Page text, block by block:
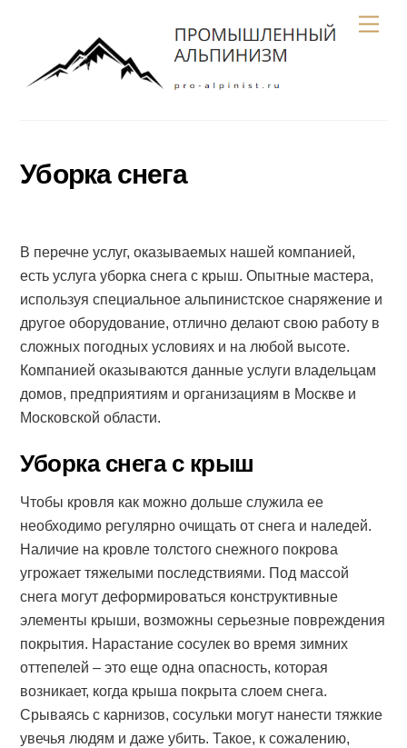
Уборка снега
В перечне услуг, оказываемых нашей компанией,
есть услуга уборка снега с крыш. Опытные мастера,
используя специальное альпинистское снаряжение и
другое оборудование, отлично делают свою работу в
сложных погодных условиях и на любой высоте.
Компанией оказываются данные услуги владельцам
домов, предприятиям и организациям в Москве и
Московской области.
Уборка снега с крыш
Чтобы кровля как можно дольше служила ее
необходимо регулярно очищать от снега и наледей.
Наличие на кровле толстого снежного покрова
угрожает тяжелыми последствиями. Под массой
снега могут деформироваться конструктивные
элементы крыши, возможны серьезные повреждения
покрытия. Нарастание сосулек во время зимних
оттепелей – это еще одна опасность, которая
возникает, когда крыша покрыта слоем снега.
Срываясь с карнизов, сосульки могут нанести тяжкие
увечья людям и даже убить. Такое, к сожалению,